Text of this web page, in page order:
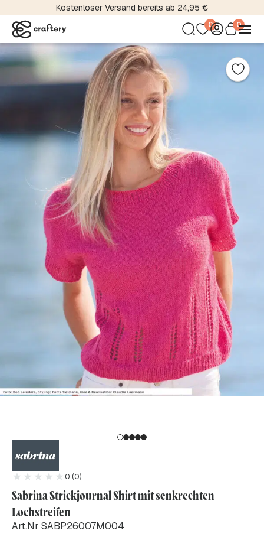
Kostenloser Versand bereits ab 24,95 €
0 0
0 (0)
Sabrina Strickjournal Shirt mit senkrechten
Lochstreifen
Art.Nr SABP26007M004